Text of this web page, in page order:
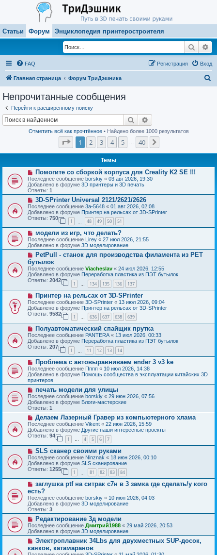
Статьи Форум Энциклопедия принтеростроителя
Поиск
FAQ Вход
Регистрация
Главная страница Форум ТриДэшника
Непрочитанные сообщения
Перейти к расширенному поиску
Поиск
Отметить всё как прочтённое• Найдено более 1000 результатов
Страница1 из
1 2 3 4 5 40
Темы
Н
о
в
о
е
с
о
о
б
е
н
и
е
Помогите со сборкой корпуса для Creality K2 SE !!!
Последнее сообщение borskiy « 03 авг 2026, 19:30
Добавлено в форуме 3D принтеры и 3D печать
Ответы: 1
Н
о
в
о
е
с
о
о
б
щ
е
н
и
е
3D-SPrinter Universal 2121/2621/2626
Последнее сообщение 3a-5648 « 01 авг 2026, 02:08
Добавлено в форуме Принтер на рельсах от 3D-SPrinter
Ответы: 750
1 48 49 50 51
Н
о
в
о
с
о
о
б
щ
е
и
е
модели из игр, что делать?
Последнее сообщение Lirey « 27 июл 2026, 21:55
Добавлено в форуме 3D моделирование
Н
в
о
е
с
о
б
щ
е
н
и
PetPull - cтанок для производства филамента из PET
бутылок
Последнее сообщение Viacheslav « 24 июл 2026, 12:55
Добавлено в форуме Переработка пластика из ПЭТ бутылок
Ответы: 2042
1 … 134 135 136 137
Н
о
в
о
е
с
о
б
щ
н
и
е
Принтер на рельсах от 3D-SPrinter
Последнее сообщение 3D-SPrinter « 13 июл 2026, 09:04
Добавлено в форуме Принтер на рельсах от 3D-SPrinter
Ответы: 9582
1 636 637 638 639
Н
о
в
о
с
о
б
щ
е
н
и
е
Полуавтоматический спайщик прутка
Последнее сообщение PANTERA« 13 июл 2026, 00:33
Добавлено в форуме Переработка пластика из ПЭТ бутылок
Ответы: 207
1 11 12 13 14
Н
о
в
о
е
с
о
о
б
щ
е
н
и
е
Проблема с автовыравниваем ender 3 v3 ke
Последнее сообщение Пппп « 10 июл 2026, 14:38
Добавлено в форуме Помощь сообщества в эксплуатации китайских 3D
принтеров
Н
о
в
о
е
с
о
о
б
е
н
и
е
печать модели для улицы
Последнее сообщение borskiy « 29 июн 2026, 07:56
Добавлено в форуме Блоги-мастерские
Ответы: 1
Н
о
в
о
е
с
о
о
б
щ
н
и
е
Делаем Лазерный Гравер из компьютерного хлама
Последнее сообщение Vikent « 22 июн 2026, 15:59
Добавлено в форуме Другие наши интересные проекты
Ответы: 94
1 … 4 5 6 7
Н
о
в
о
е
с
о
о
б
щ
е
н
е
SLS сканер своими руками
Последнее сообщение Ninznak « 18 июн 2026, 00:10
Добавлено в форуме SLS сканирование
Ответы: 1255
1 81 82 83 84
Н
в
о
е
с
о
о
б
щ
е
н
и
заглушка ptf на ситрак с7н в 3 замка где сделать/у кого
есть?
Последнее сообщение borskiy « 10 июн 2026, 04:03
Добавлено в форуме 3D моделирование
Ответы: 3
Н
о
в
о
е
с
о
Редактирование 3д модели
Последнее сообщение Дмитрий1988 « 29 май 2026, 20:53
Добавлено в форуме 3D моделирование
Н
в
Электроплавник 34Lbs для двухместных SUP-досок,
каяков, катамаранов